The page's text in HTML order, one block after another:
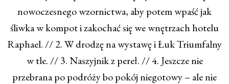
nowoczesnego wzornictwa, aby potem wpaść jak
śliwka w kompot i zakochać się we wnętrzach hotelu
Raphael. // 2. W drodzę na wystawę i Łuk Triumfalny
w tle. // 3. Naszyjnik z pereł. // 4. Jeszcze nie
przebrana po podróży bo pokój niegotowy – ale nie